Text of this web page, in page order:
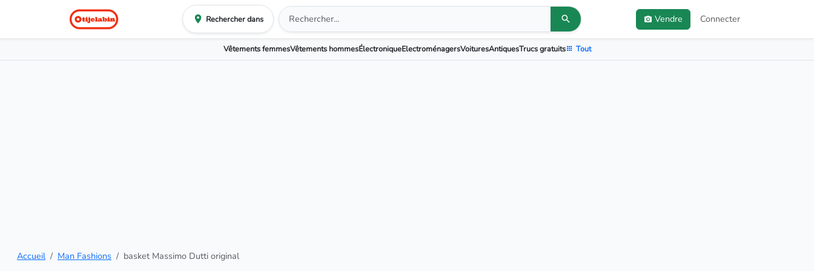
Rechercher dans Vendre Connecter
Vêtements femmesVêtements hommesÉlectroniqueElectroménagersVoituresAntiquesTrucs gratuits Tout
Accueil Man Fashions basket Massimo Dutti original